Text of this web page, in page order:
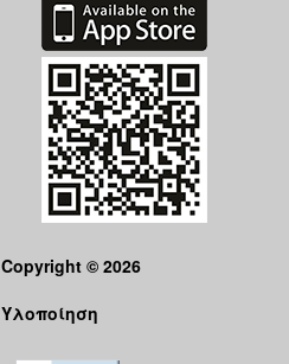
Copyright © 2026
Υλοποίηση